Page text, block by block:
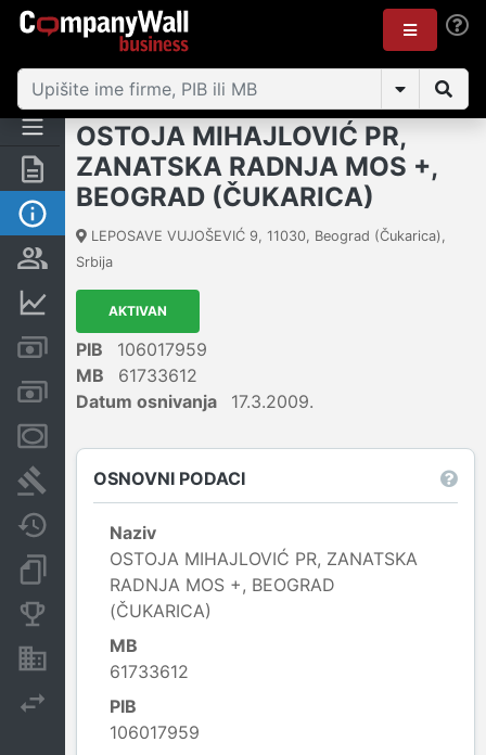
Rezime
Osnovni podaci
Vlasnička struktura
Finansijski podaci
Kreditni limit kompanije
Računi i blokade
Sudski sporovi
Javne nabavke
Dokumenti i objave
Konkurentske kompanije
Nekretnine i imovina
OSTOJA MIHAJLOVIĆ PR,
ZANATSKA RADNJA MOS +,
BEOGRAD (ČUKARICA)
LEPOSAVE VUJOŠEVIĆ 9, 11030, Beograd (Čukarica),
Srbija
AKTIVAN
PIB
106017959
MB
61733612
Datum osnivanja
17.3.2009.
OSNOVNI PODACI
Naziv
OSTOJA MIHAJLOVIĆ PR, ZANATSKA
RADNJA MOS +, BEOGRAD
(ČUKARICA)
MB
61733612
PIB
106017959